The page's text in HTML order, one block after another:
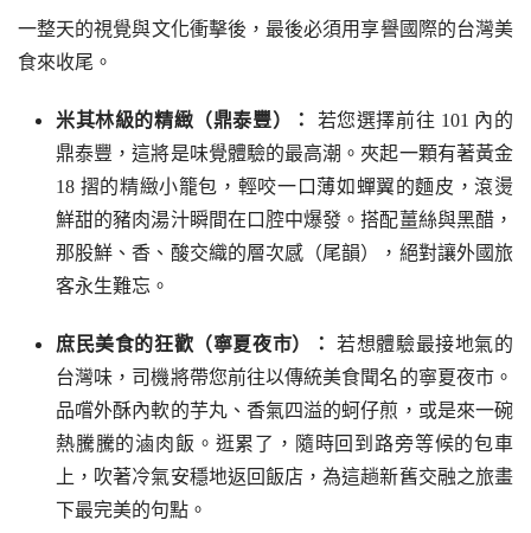
一整天的視覺與文化衝擊後，最後必須用享譽國際的台灣美
食來收尾。
米其林級的精緻（鼎泰豐）：
若您選擇前往 101 內的
鼎泰豐，這將是味覺體驗的最高潮。夾起一顆有著黃金
18 摺的精緻小籠包，輕咬一口薄如蟬翼的麵皮，滾燙
鮮甜的豬肉湯汁瞬間在口腔中爆發。搭配薑絲與黑醋，
那股鮮、香、酸交織的層次感（尾韻），絕對讓外國旅
客永生難忘。
庶民美食的狂歡（寧夏夜市）：
若想體驗最接地氣的
台灣味，司機將帶您前往以傳統美食聞名的寧夏夜市。
品嚐外酥內軟的芋丸、香氣四溢的蚵仔煎，或是來一碗
熱騰騰的滷肉飯。逛累了，隨時回到路旁等候的包車
上，吹著冷氣安穩地返回飯店，為這趟新舊交融之旅畫
下最完美的句點。